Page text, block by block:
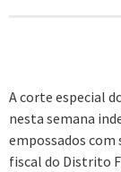
A corte especial
nesta semana
empossados com
fiscal do Distrito